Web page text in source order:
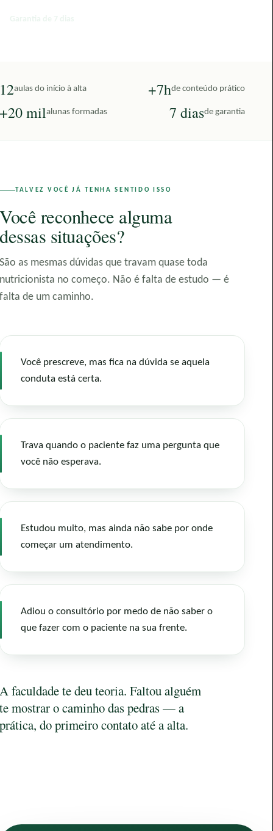
12aulas do início à alta +7hde conteúdo prático
+20 milalunas formadas 7 diasde garantia
TALVEZ VOCÊ JÁ TENHA SENTIDO ISSO
Você reconhece alguma
dessas situações?
São as mesmas dúvidas que travam quase toda
nutricionista no começo. Não é falta de estudo — é
falta de um caminho.
Você prescreve, mas fica na dúvida se aquela
conduta está certa.
Trava quando o paciente faz uma pergunta que
você não esperava.
Estudou muito, mas ainda não sabe por onde
começar um atendimento.
Adiou o consultório por medo de não saber o
que fazer com o paciente na sua frente.
A faculdade te deu teoria. Faltou alguém
te mostrar o caminho das pedras — a
prática, do primeiro contato até a alta.